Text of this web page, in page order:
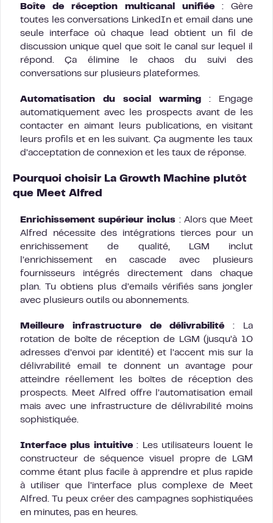
Boîte de réception multicanal unifiée : Gère
toutes les conversations LinkedIn et email dans une
seule interface où chaque lead obtient un fil de
discussion unique quel que soit le canal sur lequel il
répond. Ça élimine le chaos du suivi des
conversations sur plusieurs plateformes.
Automatisation du social warming : Engage
automatiquement avec les prospects avant de les
contacter en aimant leurs publications, en visitant
leurs profils et en les suivant. Ça augmente les taux
d’acceptation de connexion et les taux de réponse.
Pourquoi choisir La Growth Machine plutôt
que Meet Alfred
Enrichissement supérieur inclus : Alors que Meet
Alfred nécessite des intégrations tierces pour un
enrichissement de qualité, LGM inclut
l’enrichissement en cascade avec plusieurs
fournisseurs intégrés directement dans chaque
plan. Tu obtiens plus d’emails vérifiés sans jongler
avec plusieurs outils ou abonnements.
Meilleure infrastructure de délivrabilité : La
rotation de boîte de réception de LGM (jusqu’à 10
adresses d’envoi par identité) et l’accent mis sur la
délivrabilité email te donnent un avantage pour
atteindre réellement les boîtes de réception des
prospects. Meet Alfred offre l’automatisation email
mais avec une infrastructure de délivrabilité moins
sophistiquée.
Interface plus intuitive : Les utilisateurs louent le
constructeur de séquence visuel propre de LGM
comme étant plus facile à apprendre et plus rapide
à utiliser que l’interface plus complexe de Meet
Alfred. Tu peux créer des campagnes sophistiquées
en minutes, pas en heures.